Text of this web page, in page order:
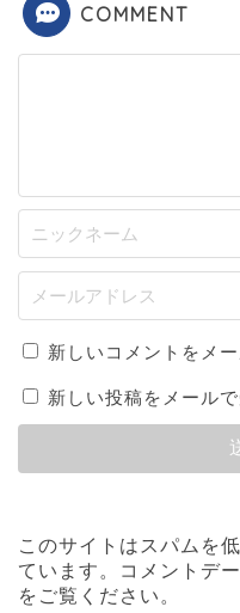
COMMENT
新しいコメントをメ
新しい投稿をメール
このサイトはスパムを
ています。
コメントデ
をご覧ください 。